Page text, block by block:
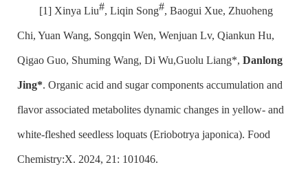
[1] Xinya Liu#, Liqin Song#, Baogui Xue, Zhuoheng
Chi, Yuan Wang, Songqin Wen, Wenjuan Lv, Qiankun Hu,
Qigao Guo, Shuming Wang, Di Wu,Guolu Liang*, Danlong
Jing*. Organic acid and sugar components accumulation and
flavor associated metabolites dynamic changes in yellow- and
white-fleshed seedless loquats (Eriobotrya japonica). Food
Chemistry:X. 2024, 21: 101046.